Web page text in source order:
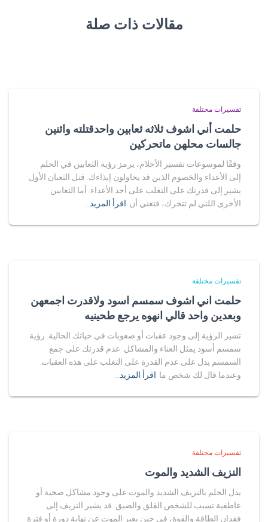
مقالات ذات صلة
تفسيرات مختلفة
حلمت أني اشوف ثلاثه ثعابين واحدقتلته واثنين
جالسات محلهن ماتحركين
وفقًا لموسوعات تفسير الأحلام، يرمز رؤية الثعابين في الحلم
إلى الأعداء والخصوم الذين قد يحاولون إيذاءك. قتل الثعبان الأول
يشير إلى قدرتك على التغلب على أحد الأعداء. أما الثعابين
الأخرى اللتي لم تتحرك، فتعني أن اقرأ المزيد…
تفسيرات مختلفة
حلمت اني اشوف سمسم اسود ولاقدرت اجمعهن
وبعدين واحد قالي انهوه يرجع طحينيه
تشير الرؤية إلى وجود عقبات أو صعوبات في حياتك الحالية. رؤية
سمسم أسود يمثل العناء والمشاكل. عدم قدرتك على جمع
السمسم يدل على عدم القدرة على التغلب على هذه العقبات.
وعندما قال لك شخص ما اقرأ المزيد…
تفسيرات مختلفة
النزيف الشديد والموت
يدل الحلم بالنزيف الشديد والموت على وجود مشاكل صحية أو
عاطفية تسبب للشخص القلق والضيق. قد يشير النزيف إلى
فقدان الطاقة والقوة، في حين يعبر الموت عن نهاية دورة أو فترة